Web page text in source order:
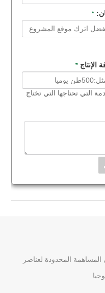
*
الإنتاج *
التي تحتاجها التي تختاج
المحدودة لعناصر